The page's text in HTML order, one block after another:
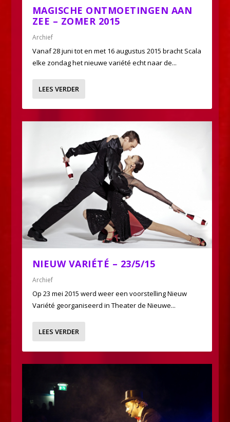
MAGISCHE ONTMOETINGEN AAN
ZEE – ZOMER 2015
Archief
Vanaf 28 juni tot en met 16 augustus 2015 bracht Scala
elke zondag het nieuwe variété echt naar de...
LEES VERDER
NIEUW VARIÉTÉ – 23/5/15
Archief
Op 23 mei 2015 werd weer een voorstelling Nieuw
Variété georganiseerd in Theater de Nieuwe...
LEES VERDER